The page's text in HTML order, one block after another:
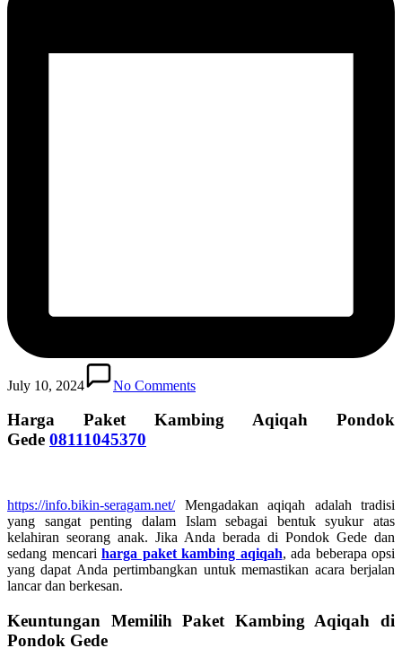
July 10, 2024 No Comments
Harga Paket Kambing Aqiqah Pondok
Gede 08111045370
https://info.bikin-seragam.net/Mengadakan aqiqah adalah tradisi
yang sangat penting dalam Islam sebagai bentuk syukur atas
kelahiran seorang anak. Jika Anda berada di Pondok Gede dan
sedang mencari harga paket kambing aqiqah, ada beberapa opsi
yang dapat Anda pertimbangkan untuk memastikan acara berjalan
lancar dan berkesan.
Keuntungan Memilih Paket Kambing Aqiqah di
Pondok Gede